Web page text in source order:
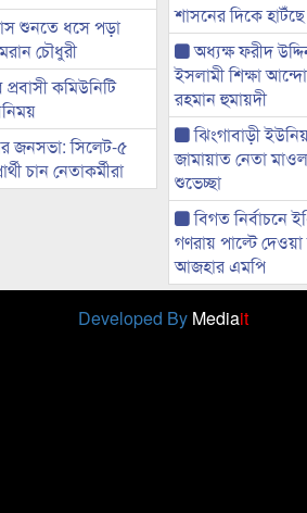
শুনতে ধসে পড়া
চৌধুরী
প্রবাসী কমিউনিটি
জনসভা: সিলেট-৫
চান নেতাকর্মীরা
শাসনের দিকে
অধ্যক্ষ ফরীদ
ইসলামী শিক্ষা
রহমান হুমায়দী
ঝিংগাবাড়ী
জামায়াত নেতা
শুভেচ্ছা
বিগত নির্বাচনে
গণরায় পাল্টে
আজহার এমপি
Developed By Mediait